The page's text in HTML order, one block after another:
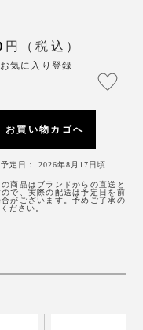
上で失われてしまう
すすめ。1日大さじ
ぎ、睡眠ホルモン
Honey』のおか
円（税込）
気に入り登録
お買い物カゴへ
定日： 2026年8月17日頃
の商品はブランドからの直送と
で、実際の配送は予定日を前
がございます。予めご了承の
ださい。